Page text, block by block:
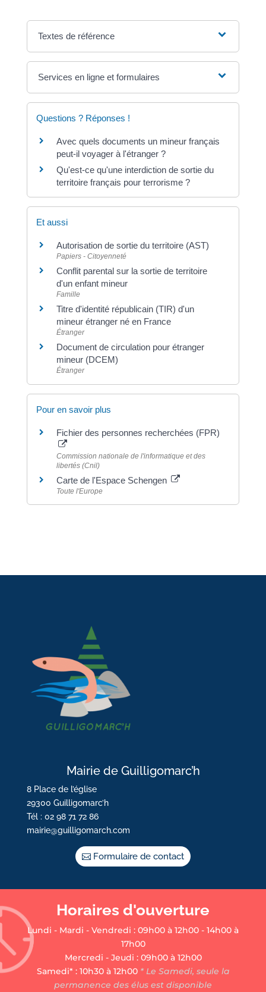
Textes de référence
Services en ligne et formulaires
Questions ? Réponses !
Avec quels documents un mineur français
peut-il voyager à l'étranger ?
Qu'est-ce qu'une interdiction de sortie du
territoire français pour terrorisme ?
Et aussi
Autorisation de sortie du territoire (AST)
Papiers - Citoyenneté
Conflit parental sur la sortie de territoire
d'un enfant mineur
Famille
Titre d'identité républicain (TIR) d'un
mineur étranger né en France
Étranger
Document de circulation pour étranger
mineur (DCEM)
Étranger
Pour en savoir plus
Fichier des personnes recherchées (FPR)
Commission nationale de l'informatique et des
libertés (Cnil)
Carte de l'Espace Schengen
Toute l'Europe
Mairie de Guilligomarc’h
8 Place de l’église
29300 Guilligomarc’h
Tél : 02 98 71 72 86
mairie@guilligomarch.com
Formulaire de contact
Horaires d'ouverture
Lundi - Mardi - Vendredi : 09h00 à 12h00 - 14h00 à
17h00
Mercredi - Jeudi : 09h00 à 12h00
Samedi* : 10h30 à 12h00* Le Samedi, seule la
permanence des élus est disponible